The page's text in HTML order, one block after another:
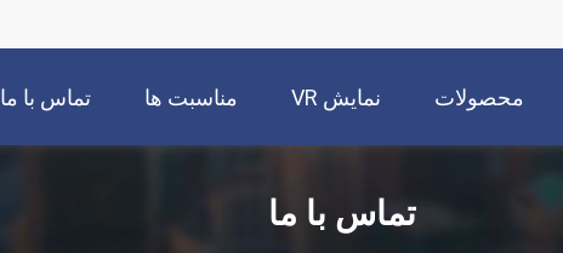
محصولات نمایش VR مناسبت ها تماس با ما
تماس با ما